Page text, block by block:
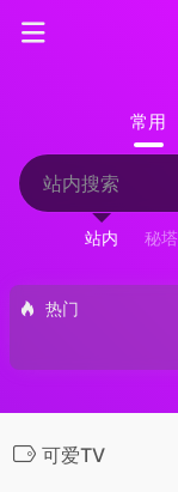
常用
站内 秘
热门
可爱TV